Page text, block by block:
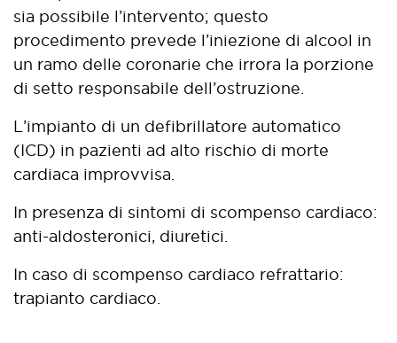
sia possibile l’intervento; questo
procedimento prevede l’iniezione di alcool in
un ramo delle coronarie che irrora la porzione
di setto responsabile dell’ostruzione.
L’impianto di un defibrillatore automatico
(ICD) in pazienti ad alto rischio di morte
cardiaca improvvisa.
In presenza di sintomi di scompenso cardiaco:
anti-aldosteronici, diuretici.
In caso di scompenso cardiaco refrattario:
trapianto cardiaco.